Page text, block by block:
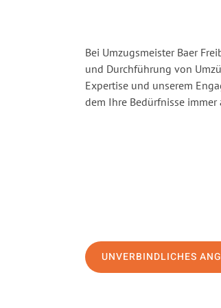
Bei Umzugsmeister Baer
und Durchführung von
Expertise und unserem
dem Ihre Bedürfnisse
UNVERBINDLICHES